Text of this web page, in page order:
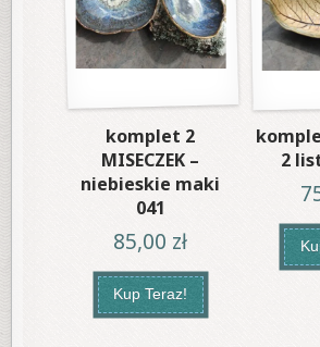
komplet 2
MISECZEK –
niebieskie maki
041
85,00 zł
Kup Teraz!
2